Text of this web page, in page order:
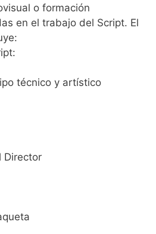
o formación
en el trabajo del Script. El
técnico y artístico
Director